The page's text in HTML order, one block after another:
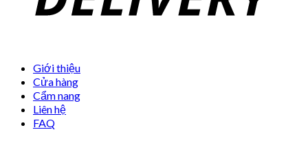
Giới thiệu
Cửa hàng
Cẩm nang
Liên hệ
FAQ